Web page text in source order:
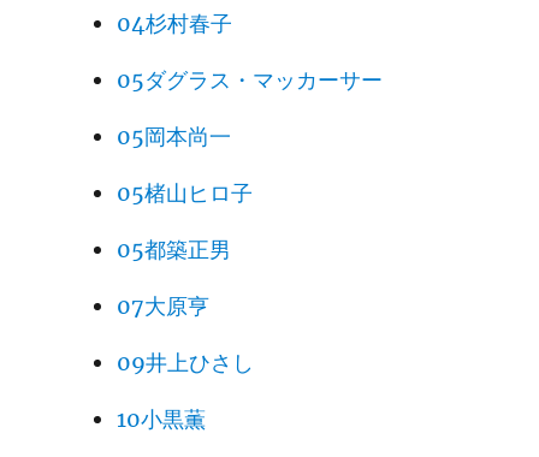
04杉村春子
05ダグラス・マッカーサー
05岡本尚一
05楮山ヒロ子
05都築正男
07大原亨
09井上ひさし
10小黒薫